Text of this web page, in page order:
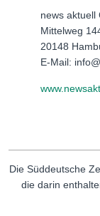
news aktuell
Mittelweg
20148
E-Mail:
Die Süddeutsche
die darin